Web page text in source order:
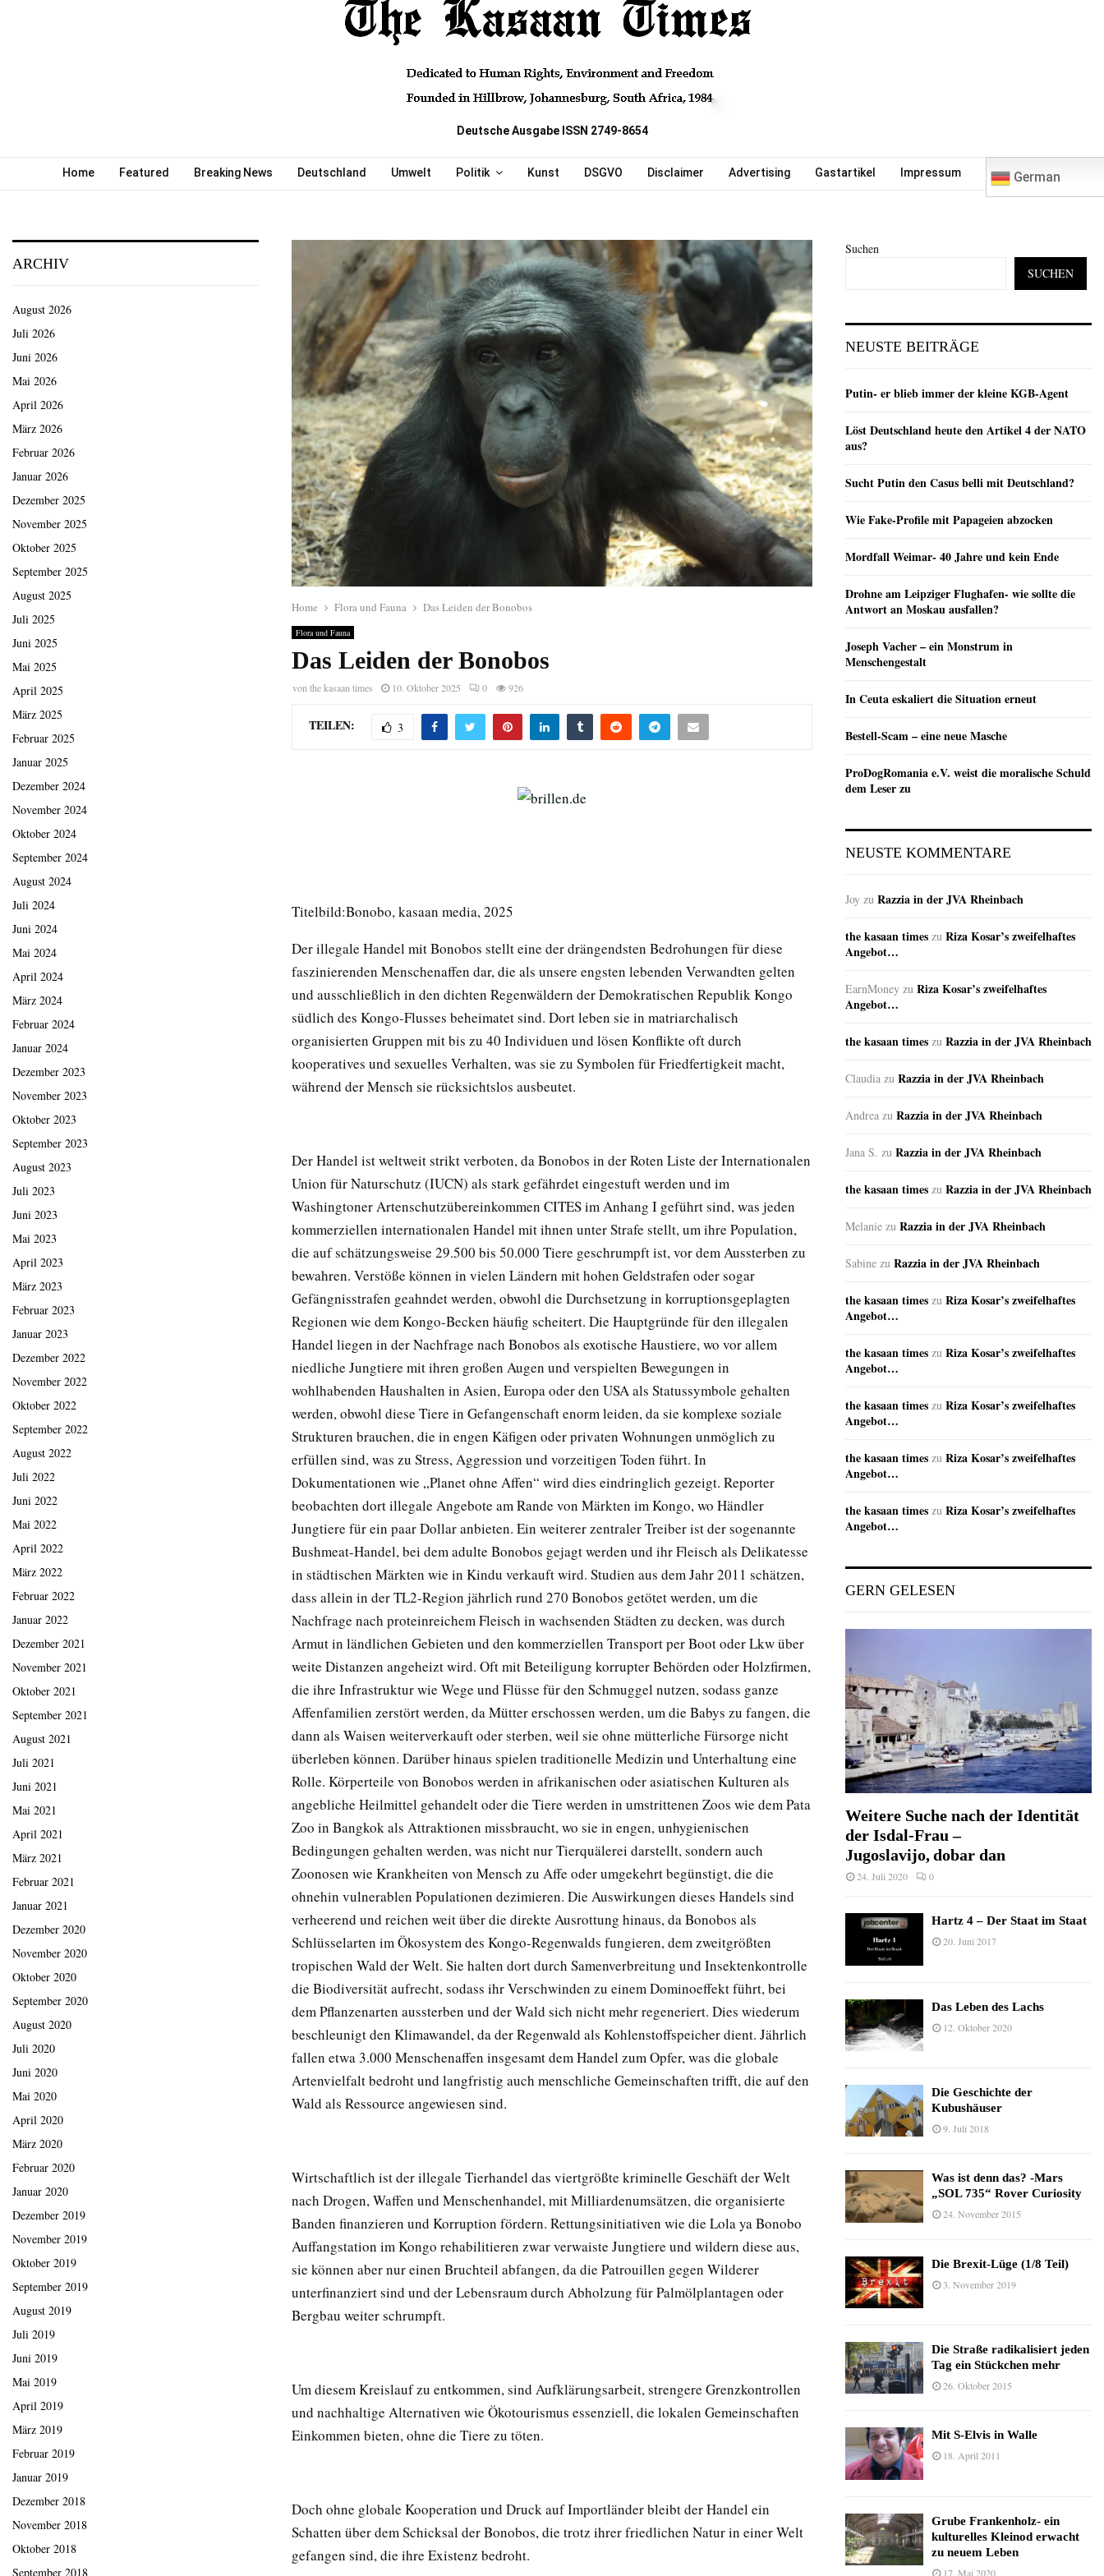
Deutsche Ausgabe ISSN 2749-8654
Home Featured Breaking News Deutschland Umwelt Politik Kunst DSGVO Disclaimer Advertising Gastartikel Impressum German
Home Flora und Fauna Das Leiden der Bonobos
Flora und Fauna
Das Leiden der Bonobos
von the kasaan times 10. Oktober 2025 0 926
TEILEN: 3
Titelbild:Bonobo, kasaan media, 2025
Der illegale Handel mit Bonobos stellt eine der drängendsten Bedrohungen für diese
faszinierenden Menschenaffen dar, die als unsere engsten lebenden Verwandten gelten
und ausschließlich in den dichten Regenwäldern der Demokratischen Republik Kongo
südlich des Kongo-Flusses beheimatet sind. Dort leben sie in matriarchalisch
organisierten Gruppen mit bis zu 40 Individuen und lösen Konflikte oft durch
kooperatives und sexuelles Verhalten, was sie zu Symbolen für Friedfertigkeit macht,
während der Mensch sie rücksichtslos ausbeutet.
Der Handel ist weltweit strikt verboten, da Bonobos in der Roten Liste der Internationalen
Union für Naturschutz (IUCN) als stark gefährdet eingestuft werden und im
Washingtoner Artenschutzübereinkommen CITES im Anhang I geführt sind, was jeden
kommerziellen internationalen Handel mit ihnen unter Strafe stellt, um ihre Population,
die auf schätzungsweise 29.500 bis 50.000 Tiere geschrumpft ist, vor dem Aussterben zu
bewahren. Verstöße können in vielen Ländern mit hohen Geldstrafen oder sogar
Gefängnisstrafen geahndet werden, obwohl die Durchsetzung in korruptionsgeplagten
Regionen wie dem Kongo-Becken häufig scheitert. Die Hauptgründe für den illegalen
Handel liegen in der Nachfrage nach Bonobos als exotische Haustiere, wo vor allem
niedliche Jungtiere mit ihren großen Augen und verspielten Bewegungen in
wohlhabenden Haushalten in Asien, Europa oder den USA als Statussymbole gehalten
werden, obwohl diese Tiere in Gefangenschaft enorm leiden, da sie komplexe soziale
Strukturen brauchen, die in engen Käfigen oder privaten Wohnungen unmöglich zu
erfüllen sind, was zu Stress, Aggression und vorzeitigen Toden führt. In
Dokumentationen wie „Planet ohne Affen“ wird dies eindringlich gezeigt. Reporter
beobachten dort illegale Angebote am Rande von Märkten im Kongo, wo Händler
Jungtiere für ein paar Dollar anbieten. Ein weiterer zentraler Treiber ist der sogenannte
Bushmeat-Handel, bei dem adulte Bonobos gejagt werden und ihr Fleisch als Delikatesse
in städtischen Märkten wie in Kindu verkauft wird. Studien aus dem Jahr 2011 schätzen,
dass allein in der TL2-Region jährlich rund 270 Bonobos getötet werden, um die
Nachfrage nach proteinreichem Fleisch in wachsenden Städten zu decken, was durch
Armut in ländlichen Gebieten und den kommerziellen Transport per Boot oder Lkw über
weite Distanzen angeheizt wird. Oft mit Beteiligung korrupter Behörden oder Holzfirmen,
die ihre Infrastruktur wie Wege und Flüsse für den Schmuggel nutzen, sodass ganze
Affenfamilien zerstört werden, da Mütter erschossen werden, um die Babys zu fangen, die
dann als Waisen weiterverkauft oder sterben, weil sie ohne mütterliche Fürsorge nicht
überleben können. Darüber hinaus spielen traditionelle Medizin und Unterhaltung eine
Rolle. Körperteile von Bonobos werden in afrikanischen oder asiatischen Kulturen als
angebliche Heilmittel gehandelt oder die Tiere werden in umstrittenen Zoos wie dem Pata
Zoo in Bangkok als Attraktionen missbraucht, wo sie in engen, unhygienischen
Bedingungen gehalten werden, was nicht nur Tierquälerei darstellt, sondern auch
Zoonosen wie Krankheiten von Mensch zu Affe oder umgekehrt begünstigt, die die
ohnehin vulnerablen Populationen dezimieren. Die Auswirkungen dieses Handels sind
verheerend und reichen weit über die direkte Ausrottung hinaus, da Bonobos als
Schlüsselarten im Ökosystem des Kongo-Regenwalds fungieren, dem zweitgrößten
tropischen Wald der Welt. Sie halten dort durch Samenverbreitung und Insektenkontrolle
die Biodiversität aufrecht, sodass ihr Verschwinden zu einem Dominoeffekt führt, bei
dem Pflanzenarten aussterben und der Wald sich nicht mehr regeneriert. Dies wiederum
beschleunigt den Klimawandel, da der Regenwald als Kohlenstoffspeicher dient. Jährlich
fallen etwa 3.000 Menschenaffen insgesamt dem Handel zum Opfer, was die globale
Artenvielfalt bedroht und langfristig auch menschliche Gemeinschaften trifft, die auf den
Wald als Ressource angewiesen sind.
Wirtschaftlich ist der illegale Tierhandel das viertgrößte kriminelle Geschäft der Welt
nach Drogen, Waffen und Menschenhandel, mit Milliardenumsätzen, die organisierte
Banden finanzieren und Korruption fördern. Rettungsinitiativen wie die Lola ya Bonobo
Auffangstation im Kongo rehabilitieren zwar verwaiste Jungtiere und wildern diese aus,
sie können aber nur einen Bruchteil abfangen, da die Patrouillen gegen Wilderer
unterfinanziert sind und der Lebensraum durch Abholzung für Palmölplantagen oder
Bergbau weiter schrumpft.
Um diesem Kreislauf zu entkommen, sind Aufklärungsarbeit, strengere Grenzkontrollen
und nachhaltige Alternativen wie Ökotourismus essenziell, die lokalen Gemeinschaften
Einkommen bieten, ohne die Tiere zu töten.
Doch ohne globale Kooperation und Druck auf Importländer bleibt der Handel ein
Schatten über dem Schicksal der Bonobos, die trotz ihrer friedlichen Natur in einer Welt
gefangen sind, die ihre Existenz bedroht.
ARCHIV
August 2026
Juli 2026
Juni 2026
Mai 2026
April 2026
März 2026
Februar 2026
Januar 2026
Dezember 2025
November 2025
Oktober 2025
September 2025
August 2025
Juli 2025
Juni 2025
Mai 2025
April 2025
März 2025
Februar 2025
Januar 2025
Dezember 2024
November 2024
Oktober 2024
September 2024
August 2024
Juli 2024
Juni 2024
Mai 2024
April 2024
März 2024
Februar 2024
Januar 2024
Dezember 2023
November 2023
Oktober 2023
September 2023
August 2023
Juli 2023
Juni 2023
Mai 2023
April 2023
März 2023
Februar 2023
Januar 2023
Dezember 2022
November 2022
Oktober 2022
September 2022
August 2022
Juli 2022
Juni 2022
Mai 2022
April 2022
März 2022
Februar 2022
Januar 2022
Dezember 2021
November 2021
Oktober 2021
September 2021
August 2021
Juli 2021
Juni 2021
Mai 2021
April 2021
März 2021
Februar 2021
Januar 2021
Dezember 2020
November 2020
Oktober 2020
September 2020
August 2020
Juli 2020
Juni 2020
Mai 2020
April 2020
März 2020
Februar 2020
Januar 2020
Dezember 2019
November 2019
Oktober 2019
September 2019
August 2019
Juli 2019
Juni 2019
Mai 2019
April 2019
März 2019
Februar 2019
Januar 2019
Dezember 2018
November 2018
Oktober 2018
September 2018
Suchen
SUCHEN
NEUSTE BEITRÄGE
Putin- er blieb immer der kleine KGB-Agent
Löst Deutschland heute den Artikel 4 der NATO
aus?
Sucht Putin den Casus belli mit Deutschland?
Wie Fake-Profile mit Papageien abzocken
Mordfall Weimar- 40 Jahre und kein Ende
Drohne am Leipziger Flughafen- wie sollte die
Antwort an Moskau ausfallen?
Joseph Vacher – ein Monstrum in
Menschengestalt
In Ceuta eskaliert die Situation erneut
Bestell-Scam – eine neue Masche
ProDogRomania e.V. weist die moralische Schuld
dem Leser zu
NEUSTE KOMMENTARE
Joy zu Razzia in der JVA Rheinbach
the kasaan times zu Riza Kosar’s zweifelhaftes
Angebot…
EarnMoney zu Riza Kosar’s zweifelhaftes
Angebot…
the kasaan times zu Razzia in der JVA Rheinbach
Claudia zu Razzia in der JVA Rheinbach
Andrea zu Razzia in der JVA Rheinbach
Jana S. zu Razzia in der JVA Rheinbach
the kasaan times zu Razzia in der JVA Rheinbach
Melanie zu Razzia in der JVA Rheinbach
Sabine zu Razzia in der JVA Rheinbach
the kasaan times zu Riza Kosar’s zweifelhaftes
Angebot…
the kasaan times zu Riza Kosar’s zweifelhaftes
Angebot…
the kasaan times zu Riza Kosar’s zweifelhaftes
Angebot…
the kasaan times zu Riza Kosar’s zweifelhaftes
Angebot…
the kasaan times zu Riza Kosar’s zweifelhaftes
Angebot…
GERN GELESEN
Weitere Suche nach der Identität
der Isdal-Frau –
Jugoslavijo, dobar dan
24. Juli 2020 0
Hartz 4 – Der Staat im Staat
20. Juni 2017
Das Leben des Lachs
12. Oktober 2020
Die Geschichte der
Kubushäuser
9. Juli 2018
Was ist denn das? -Mars
„SOL 735“ Rover Curiosity
24. November 2015
Die Brexit-Lüge (1/8 Teil)
3. November 2019
Die Straße radikalisiert jeden
Tag ein Stückchen mehr
26. Oktober 2015
Mit S-Elvis in Walle
18. April 2011
Grube Frankenholz- ein
kulturelles Kleinod erwacht
zu neuem Leben
17. Mai 2020